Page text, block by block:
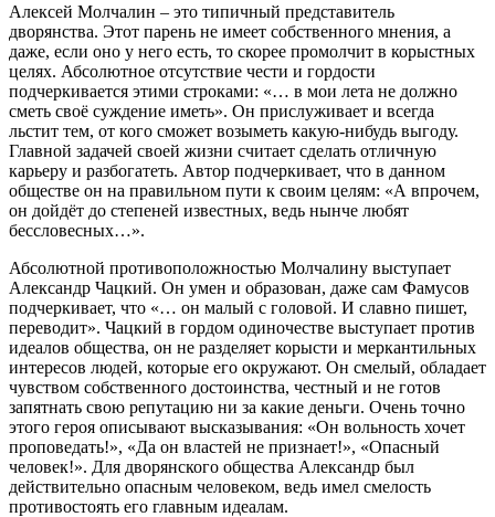
Алексей Молчалин – это типичный представитель
дворянства. Этот парень не имеет собственного мнения, а
даже, если оно у него есть, то скорее промолчит в корыстных
целях. Абсолютное отсутствие чести и гордости
подчеркивается этими строками: «… в мои лета не должно
сметь своё суждение иметь». Он прислуживает и всегда
льстит тем, от кого сможет возыметь какую-нибудь выгоду.
Главной задачей своей жизни считает сделать отличную
карьеру и разбогатеть. Автор подчеркивает, что в данном
обществе он на правильном пути к своим целям: «А впрочем,
он дойдёт до степеней известных, ведь нынче любят
бессловесных…».
Абсолютной противоположностью Молчалину выступает
Александр Чацкий. Он умен и образован, даже сам Фамусов
подчеркивает, что «… он малый с головой. И славно пишет,
переводит». Чацкий в гордом одиночестве выступает против
идеалов общества, он не разделяет корысти и меркантильных
интересов людей, которые его окружают. Он смелый, обладает
чувством собственного достоинства, честный и не готов
запятнать свою репутацию ни за какие деньги. Очень точно
этого героя описывают высказывания: «Он вольность хочет
проповедать!», «Да он властей не признает!», «Опасный
человек!». Для дворянского общества Александр был
действительно опасным человеком, ведь имел смелость
противостоять его главным идеалам.